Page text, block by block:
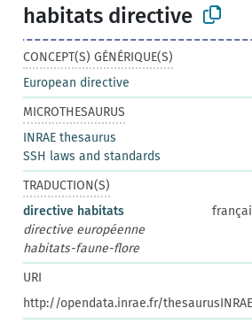
habitats directive
CONCEPT(S) GÉNÉRIQUE(S)
European directive
MICROTHESAURUS
INRAE thesaurus
SSH laws and standards
TRADUCTION(S)
directive habitats
directive européenne
habitats-faune-flore
URI
http://opendata.inrae.fr/